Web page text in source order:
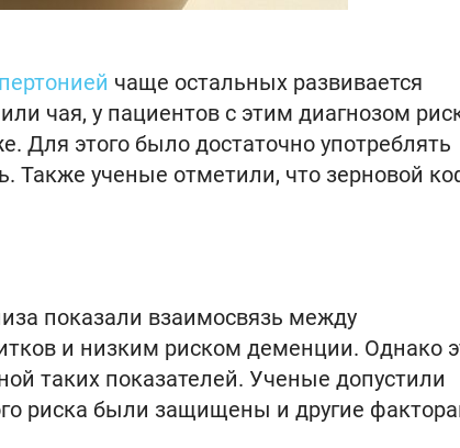
чаще остальных развивается
чая, у пациентов с этим диагнозом
Для этого было достаточно употреблять
Также ученые отметили, что зерновой
показали взаимосвязь между
и низким риском деменции. Однако
таких показателей. Ученые допустили
риска были защищены и другие